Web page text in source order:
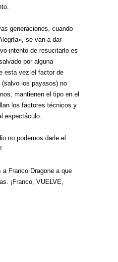
generaciones, cuando
se van a dar
intento de resucitarlo es
por alguna
esta vez el factor de
los payasos) no
mantienen el tipo en el
los factores técnicos y
espectáculo.
no podemos darle el
Franco Dragone a que
¡Franco, VUELVE,